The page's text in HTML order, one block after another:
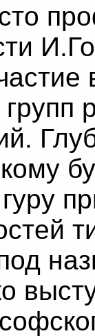
групп